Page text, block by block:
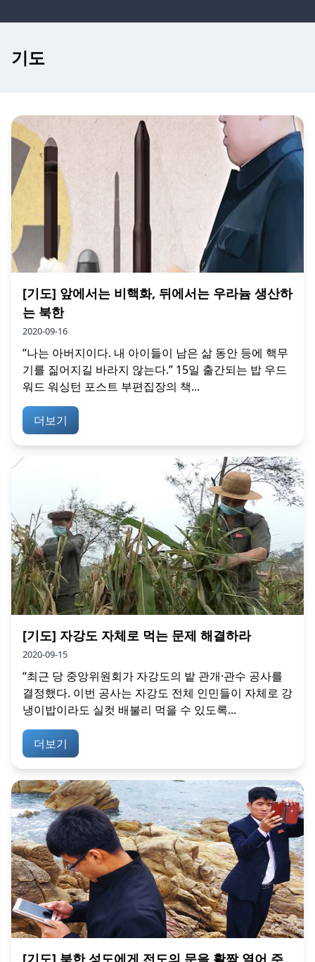
기도
[기도] 앞에서는 비핵화, 뒤에서는 우라늄 생산하
는 북한
2020-09-16
“나는 아버지이다. 내 아이들이 남은 삶 동안 등에 핵무
기를 짊어지길 바라지 않는다.” 15일 출간되는 밥 우드
워드 워싱턴 포스트 부편집장의 책...
더보기
[기도] 자강도 자체로 먹는 문제 해결하라
2020-09-15
“최근 당 중앙위원회가 자강도의 밭 관개·관수 공사를
결정했다. 이번 공사는 자강도 전체 인민들이 자체로 강
냉이밥이라도 실컷 배불리 먹을 수 있도록...
더보기
[기도] 북한 성도에게 전도의 문을 활짝 열어 주